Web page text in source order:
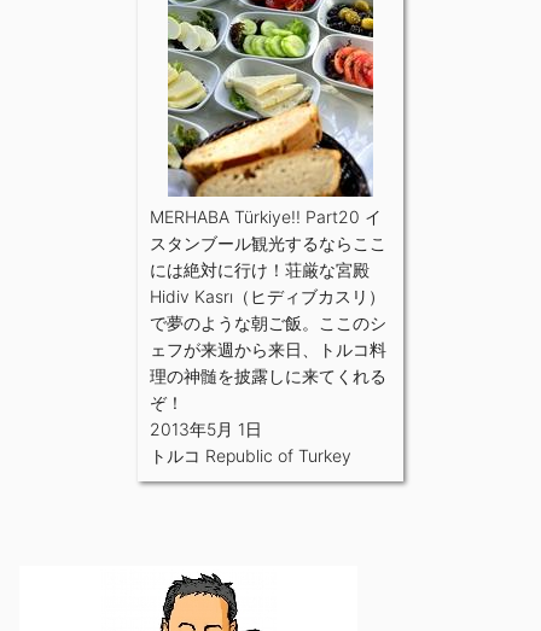
MERHABA Türkiye!! Part20 イ
スタンブール観光するならここ
には絶対に行け！荘厳な宮殿
Hidiv Kasrı（ヒディブカスリ）
で夢のような朝ご飯。ここのシ
ェフが来週から来日、トルコ料
理の神髄を披露しに来てくれる
ぞ！
2013年5月 1日
トルコ Republic of Turkey